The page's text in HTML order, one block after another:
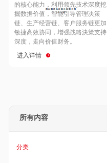
Hong Kong
的核心能力，利用领先技术深度挖
掘数据价值，智能引导管理决策
链、生产经营链、客户服务链更加
敏捷高效协同，增强战略決策支持
深度，走向价值财务。
进入详情
所有内容
分类